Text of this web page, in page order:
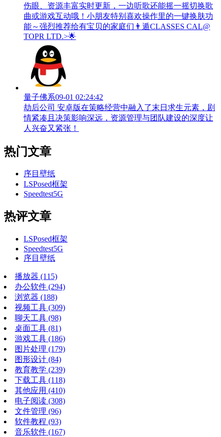
伤眼、资源丰富实时更新，一边听歌还能摇一摇切换歌
曲或游戏互动哦！小朋友特别喜欢操作里的一键换肤功
能～强烈推荐给有宝贝的家庭们👨‍遁️CLASSES CAL@
TOPR LTD.>🌟
量子佛系09-01 02:24:42
劫后公司 安卓版在策略经营中融入了末日求生元素，剧
情紧凑且决策影响深远，资源管理与团队建设的深度让
人兴奋又紧张！
热门文章
序目壁纸
LSPosed框架
Speedtest5G
热评文章
LSPosed框架
Speedtest5G
序目壁纸
播放器 (115)
办公软件 (294)
浏览器 (188)
视频工具 (309)
聊天工具 (98)
桌面工具 (81)
游戏工具 (186)
图片处理 (179)
图形设计 (84)
教育教学 (239)
下载工具 (118)
其他应用 (410)
电子阅读 (308)
文件管理 (96)
软件教程 (93)
音乐软件 (167)